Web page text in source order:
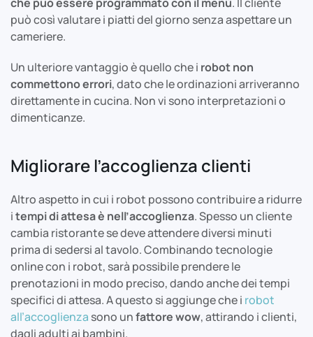
può così valutare i piatti del giorno senza aspettare un
cameriere.
Un ulteriore vantaggio è quello che i robot non
commettono errori, dato che le ordinazioni arriveranno
direttamente in cucina. Non vi sono interpretazioni o
dimenticanze.
Migliorare l’accoglienza clienti
Altro aspetto in cui i robot possono contribuire a ridurre
itempi di attesa è nell’accoglienza. Spesso un cliente
cambia ristorante se deve attendere diversi minuti
prima di sedersi al tavolo. Combinando tecnologie
online con i robot, sarà possibile prendere le
prenotazioni in modo preciso, dando anche dei tempi
specifici di attesa. A questo si aggiunge che i robot
all’accoglienza sono unfattore wow, attirando i clienti,
dagli adulti ai bambini.